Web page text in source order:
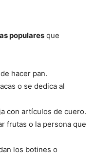
populares que
hacer pan.
o se dedica al
con artículos de cuero.
frutas o la persona que
los botines o